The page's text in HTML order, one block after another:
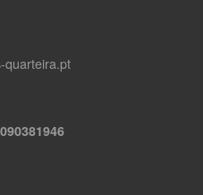
quarteira.pt